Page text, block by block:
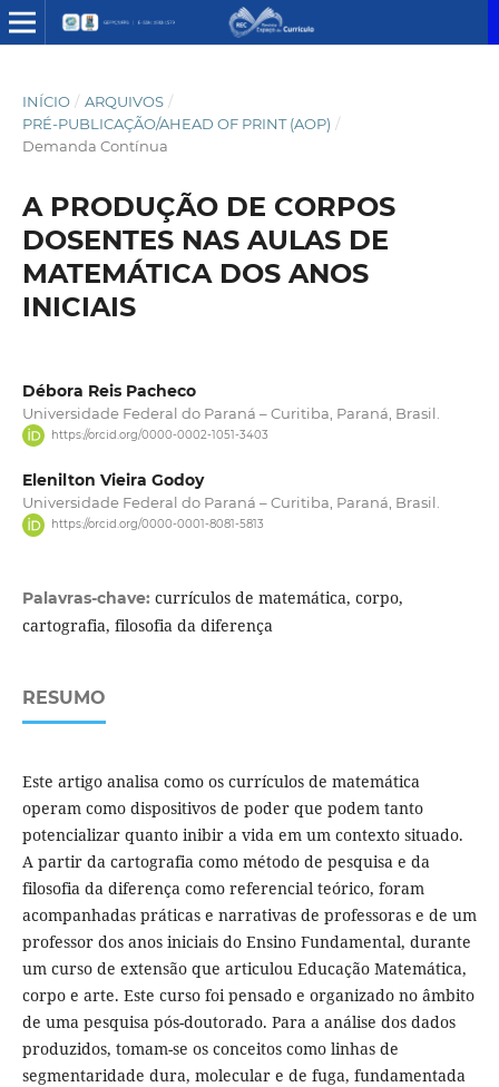
INÍCIO / ARQUIVOS /
PRÉ-PUBLICAÇÃO/AHEAD OF PRINT (AOP) /
Demanda Contínua
A PRODUÇÃO DE CORPOS
DOSENTES NAS AULAS DE
MATEMÁTICA DOS ANOS
INICIAIS
Débora Reis Pacheco
Universidade Federal do Paraná – Curitiba, Paraná, Brasil.
https://orcid.org/0000-0002-1051-3403
Elenilton Vieira Godoy
Universidade Federal do Paraná – Curitiba, Paraná, Brasil.
https://orcid.org/0000-0001-8081-5813
Palavras-chave: currículos de matemática, corpo,
cartografia, filosofia da diferença
RESUMO
Este artigo analisa como os currículos de matemática
operam como dispositivos de poder que podem tanto
potencializar quanto inibir a vida em um contexto situado.
A partir da cartografia como método de pesquisa e da
filosofia da diferença como referencial teórico, foram
acompanhadas práticas e narrativas de professoras e de um
professor dos anos iniciais do Ensino Fundamental, durante
um curso de extensão que articulou Educação Matemática,
corpo e arte. Este curso foi pensado e organizado no âmbito
de uma pesquisa pós-doutorado. Para a análise dos dados
produzidos, tomam-se os conceitos como linhas de
segmentaridade dura, molecular e de fuga, fundamentada